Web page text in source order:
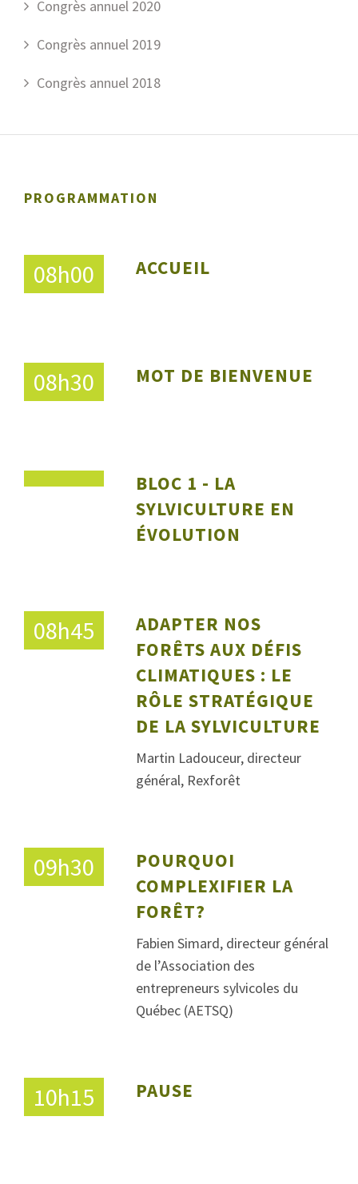
Congrès annuel 2020
Congrès annuel 2019
Congrès annuel 2018
PROGRAMMATION
08h00 ACCUEIL
08h30 MOT DE BIENVENUE
BLOC 1 - LA
SYLVICULTURE EN
ÉVOLUTION
08h45
ADAPTER NOS
FORÊTS AUX DÉFIS
CLIMATIQUES : LE
RÔLE STRATÉGIQUE
DE LA SYLVICULTURE
Martin Ladouceur, directeur
général, Rexforêt
09h30
POURQUOI
COMPLEXIFIER LA
FORÊT?
Fabien Simard, directeur général
de l’Association des
entrepreneurs sylvicoles du
Québec (AETSQ)
10h15 PAUSE